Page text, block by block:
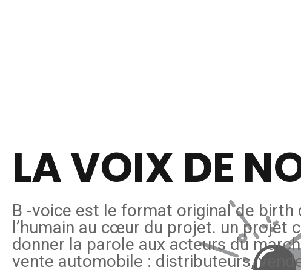
LA VOIX DE
B -voice est le format original de birth
l’humain au cœur du projet. un projet
donner la parole aux acteurs du
vente automobile : distributeurs,